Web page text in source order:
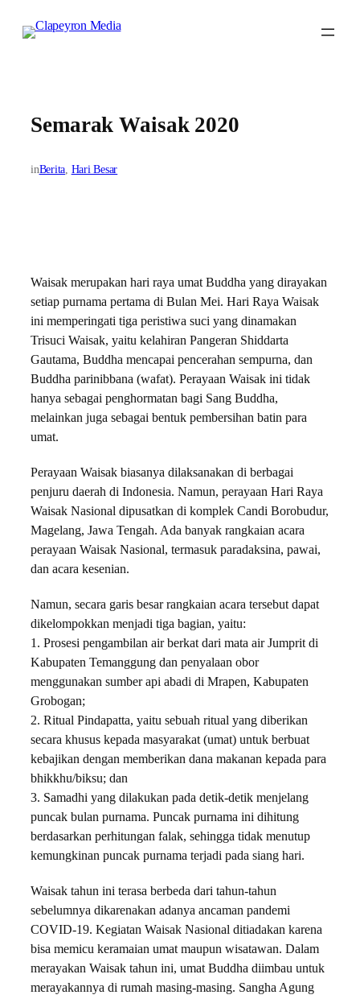
Semarak Waisak 2020
inBerita, Hari Besar
Waisak merupakan hari raya umat Buddha yang dirayakan
setiap purnama pertama di Bulan Mei. Hari Raya Waisak
ini memperingati tiga peristiwa suci yang dinamakan
Trisuci Waisak, yaitu kelahiran Pangeran Shiddarta
Gautama, Buddha mencapai pencerahan sempurna, dan
Buddha parinibbana (wafat). Perayaan Waisak ini tidak
hanya sebagai penghormatan bagi Sang Buddha,
melainkan juga sebagai bentuk pembersihan batin para
umat.
Perayaan Waisak biasanya dilaksanakan di berbagai
penjuru daerah di Indonesia. Namun, perayaan Hari Raya
Waisak Nasional dipusatkan di komplek Candi Borobudur,
Magelang, Jawa Tengah. Ada banyak rangkaian acara
perayaan Waisak Nasional, termasuk paradaksina, pawai,
dan acara kesenian.
Namun, secara garis besar rangkaian acara tersebut dapat
dikelompokkan menjadi tiga bagian, yaitu:
1. Prosesi pengambilan air berkat dari mata air Jumprit di
Kabupaten Temanggung dan penyalaan obor
menggunakan sumber api abadi di Mrapen, Kabupaten
Grobogan;
2. Ritual Pindapatta, yaitu sebuah ritual yang diberikan
secara khusus kepada masyarakat (umat) untuk berbuat
kebajikan dengan memberikan dana makanan kepada para
bhikkhu/biksu; dan
3. Samadhi yang dilakukan pada detik-detik menjelang
puncak bulan purnama. Puncak purnama ini dihitung
berdasarkan perhitungan falak, sehingga tidak menutup
kemungkinan puncak purnama terjadi pada siang hari.
Waisak tahun ini terasa berbeda dari tahun-tahun
sebelumnya dikarenakan adanya ancaman pandemi
COVID-19. Kegiatan Waisak Nasional ditiadakan karena
bisa memicu keramaian umat maupun wisatawan. Dalam
merayakan Waisak tahun ini, umat Buddha diimbau untuk
merayakannya di rumah masing-masing. Sangha Agung